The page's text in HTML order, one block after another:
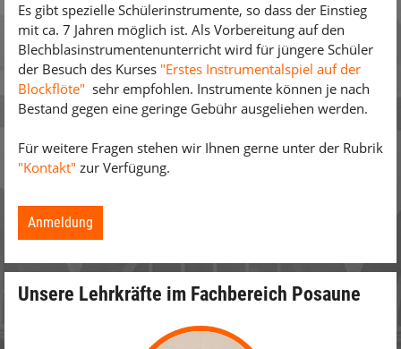
Es gibt spezielle Schülerinstrumente, so dass der Einstieg
mit ca. 7 Jahren möglich ist. Als Vorbereitung auf den
Blechblasinstrumentenunterricht wird für jüngere Schüler
der Besuch des Kurses "Erstes Instrumentalspiel auf der
Blockflöte" sehr empfohlen. Instrumente können je nach
Bestand gegen eine geringe Gebühr ausgeliehen werden.
Für weitere Fragen stehen wir Ihnen gerne unter der Rubrik
"Kontakt" zur Verfügung.
Anmeldung
Unsere Lehrkräfte im Fachbereich Posaune